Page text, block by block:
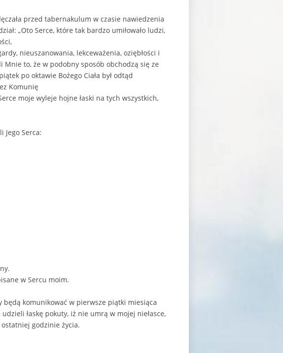
przed tabernakulum w czasie nawiedzenia
„Oto Serce, które tak bardzo umiłowało ludzi,
nieuszanowania, lekceważenia, oziębłości i
to, że w podobny sposób obchodzą się ze
po oktawie Bożego Ciała był odtąd
Komunię
moje wyleje hojne łaski na tych wszystkich,
Jego Serca:
w Sercu moim.
będą komunikować w pierwsze piątki miesiąca
łaskę pokuty, iż nie umrą w mojej niełasce,
godzinie życia.